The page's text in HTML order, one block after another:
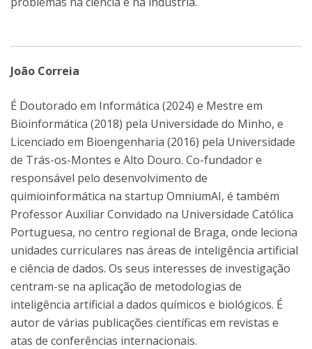
João Correia
É Doutorado em Informática (2024) e Mestre em
Bioinformática (2018) pela Universidade do Minho, e
Licenciado em Bioengenharia (2016) pela Universidade
de Trás-os-Montes e Alto Douro. Co-fundador e
responsável pelo desenvolvimento de
quimioinformática na startup OmniumAI, é também
Professor Auxiliar Convidado na Universidade Católica
Portuguesa, no centro regional de Braga, onde leciona
unidades curriculares nas áreas de inteligência artificial
e ciência de dados. Os seus interesses de investigação
centram-se na aplicação de metodologias de
inteligência artificial a dados químicos e biológicos. É
autor de várias publicações científicas em revistas e
atas de conferências internacionais.